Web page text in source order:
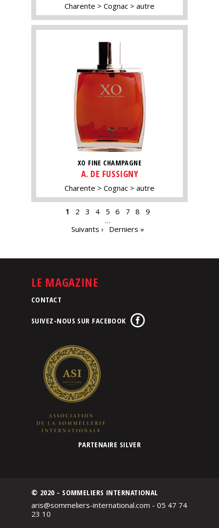
Charente Cognac autre
XO FINE CHAMPAGNE
A. DE FUSSIGNY
Charente Cognac autre
1 2 3 4 5 6 7 8
9
…
Suivants ›
Derniers »
LE MAGAZINE
CONTACT
SUIVEZ-NOUS SUR FACEBOOK
PARTENAIRE SILVER
© 2020 - SOMMELIERS INTERNATIONAL
aris@sommeliers-international.com - 05 47 74
23 10